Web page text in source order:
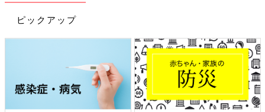
ピックアップ